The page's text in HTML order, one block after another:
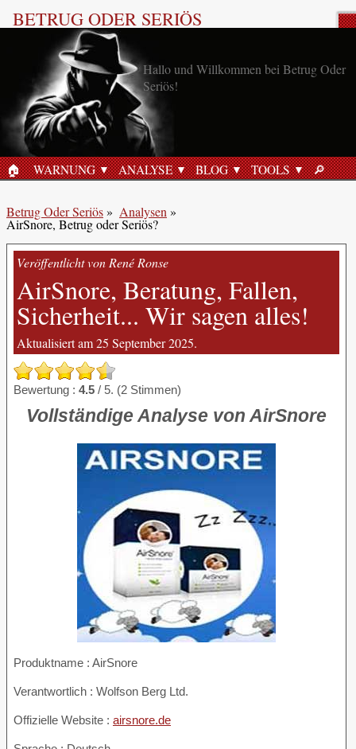
BETRUG ODER SERIÖS
STARTSEITE
🏠︎ WARNUNG ANALYSE BLOG TOOLS SUCHE
🔎︎
Betrug Oder Seriös» Analysen»
AirSnore, Betrug oder Seriös?
Veröffentlicht von René Ronse
AirSnore, Beratung, Fallen,
Sicherheit... Wir sagen alles!
Aktualisiert am 25 September 2025.
Bewertung : 4.5 / 5. (2 Stimmen)
Vollständige Analyse von AirSnore
Produktname : AirSnore
Verantwortlich : Wolfson Berg Ltd.
Offizielle Website : airsnore.de